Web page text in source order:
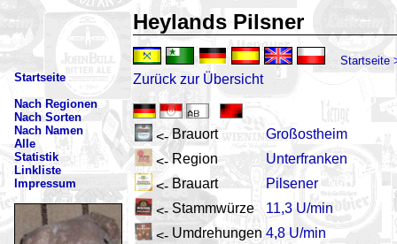
Heylands Pilsner
Startseite
Startseite
Nach Regionen
Nach Sorten
Nach Namen
Alle
Statistik
Linkliste
Impressum
Zurück zur Übersicht
<- Brauort
Großostheim
<- Region
Unterfranken
<- Brauart
Pilsener
<- Stammwürze
11,3 U/min
<- Umdrehungen 4,8 U/min